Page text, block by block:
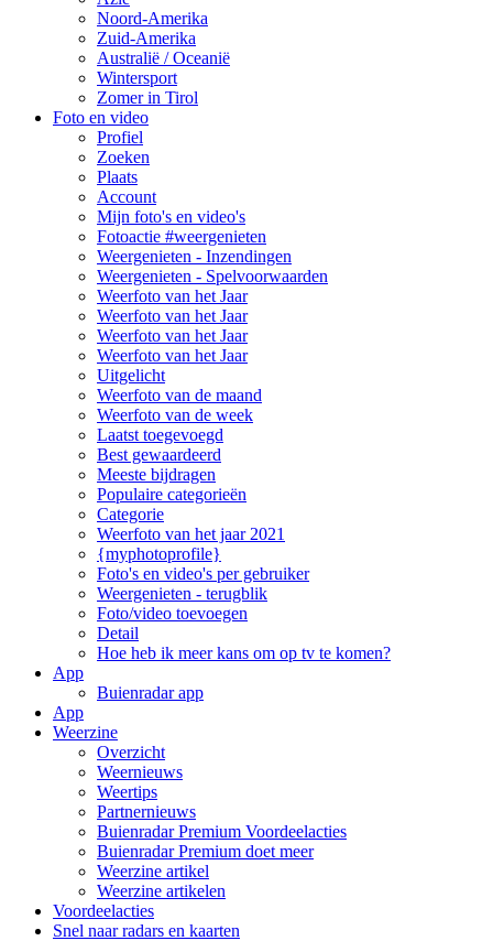
Noord-Amerika
Zuid-Amerika
Australië / Oceanië
Wintersport
Zomer in Tirol
Foto en video
Profiel
Zoeken
Plaats
Account
Mijn foto's en video's
Fotoactie #weergenieten
Weergenieten - Inzendingen
Weergenieten - Spelvoorwaarden
Weerfoto van het Jaar
Weerfoto van het Jaar
Weerfoto van het Jaar
Weerfoto van het Jaar
Uitgelicht
Weerfoto van de maand
Weerfoto van de week
Laatst toegevoegd
Best gewaardeerd
Meeste bijdragen
Populaire categorieën
Categorie
Weerfoto van het jaar 2021
{myphotoprofile}
Foto's en video's per gebruiker
Weergenieten - terugblik
Foto/video toevoegen
Detail
Hoe heb ik meer kans om op tv te komen?
App
Buienradar app
App
Weerzine
Overzicht
Weernieuws
Weertips
Partnernieuws
Buienradar Premium Voordeelacties
Buienradar Premium doet meer
Weerzine artikel
Weerzine artikelen
Voordeelacties
Snel naar radars en kaarten